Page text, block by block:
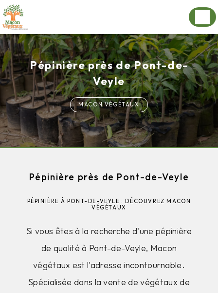
Pépinière près de Pont-de-
Veyle
MACON VÉGÉTAUX
Pépinière près de Pont-de-Veyle
PÉPINIÈRE À PONT-DE-VEYLE : DÉCOUVREZ MACON
VÉGÉTAUX
Si vous êtes à la recherche d'une pépinière
de qualité à Pont-de-Veyle, Macon
végétaux est l'adresse incontournable.
Spécialisée dans la vente de végétaux de
Panneau de gestion des cookies